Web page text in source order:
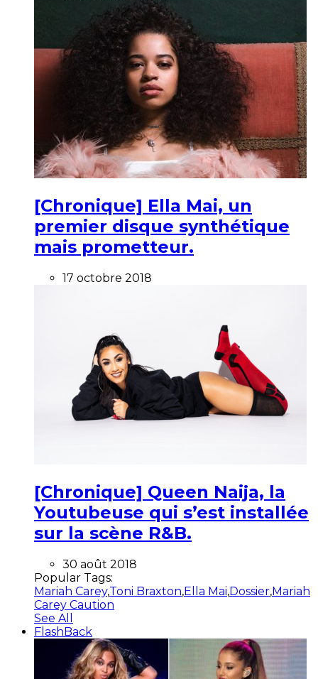
[Chronique] Ella Mai, un
premier disque synthétique
mais prometteur.
17 octobre 2018
[Chronique] Queen Naija, la
Youtubeuse qui s’est installée
sur la scène R&B.
30 août 2018
Popular Tags:
Mariah Carey,Toni Braxton,Ella Mai,Dossier,Mariah
Carey Caution
See All
FlashBack